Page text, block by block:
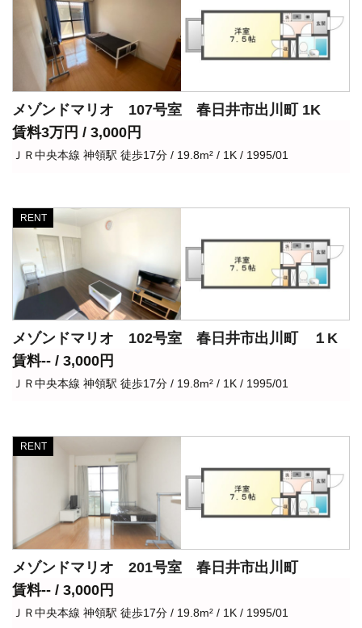
メゾンドマリオ 107号室 春日井市出川町 1K
賃料3万円 / 3,000円
ＪＲ中央本線 神領駅 徒歩17分 / 19.8m² / 1K / 1995/01
RENT
メゾンドマリオ 102号室 春日井市出川町 １K
賃料-- / 3,000円
ＪＲ中央本線 神領駅 徒歩17分 / 19.8m² / 1K / 1995/01
RENT
メゾンドマリオ 201号室 春日井市出川町
賃料-- / 3,000円
ＪＲ中央本線 神領駅 徒歩17分 / 19.8m² / 1K / 1995/01